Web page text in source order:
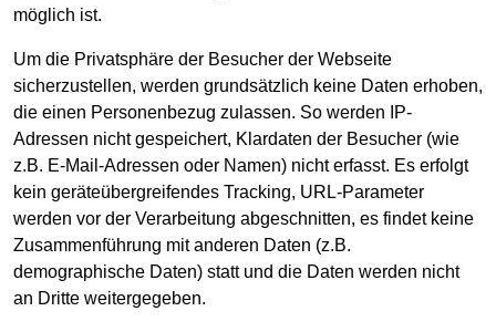
möglich ist.
Um die Privatsphäre der Besucher der Webseite
sicherzustellen, werden grundsätzlich keine Daten erhoben,
die einen Personenbezug zulassen. So werden IP-
Adressen nicht gespeichert, Klardaten der Besucher (wie
z.B. E-Mail-Adressen oder Namen) nicht erfasst. Es erfolgt
kein geräteübergreifendes Tracking, URL-Parameter
werden vor der Verarbeitung abgeschnitten, es findet keine
Zusammenführung mit anderen Daten (z.B.
demographische Daten) statt und die Daten werden nicht
an Dritte weitergegeben.